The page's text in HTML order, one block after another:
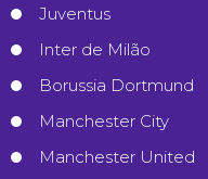
Juventus
Inter de Milão
Borussia Dortmund
Manchester City
Manchester United